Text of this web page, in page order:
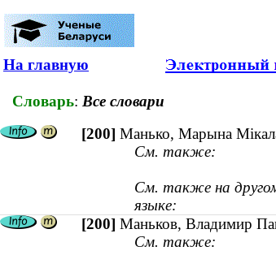
На главную
Словарь: Все словари
[200] Манько, Марына
См. также:
См. также на
языке:
[200] Маньков, Владимир
См. также: